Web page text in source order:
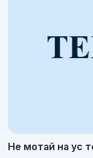
Не мотай на ус